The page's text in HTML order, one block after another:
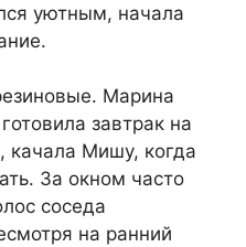
уютным, начала
Марина
завтрак на
качала Мишу, когда
За окном часто
соседа
на ранний